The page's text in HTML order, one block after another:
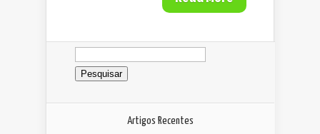
Pesquisar
por:
Artigos Recentes